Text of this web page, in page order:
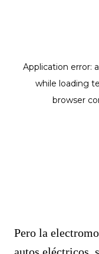
Pero la
autos eléctricos,